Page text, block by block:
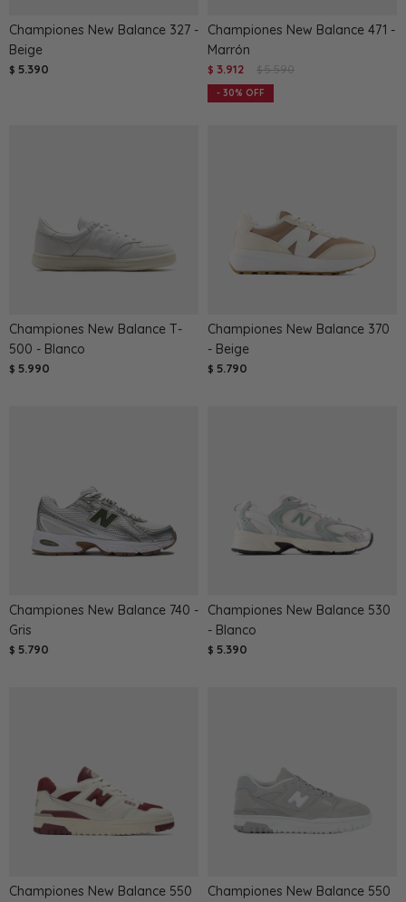
Championes New Balance 327 -
Beige
$ 5.390
Championes New Balance 471 -
Marrón
$ 3.912 $ 5.590
30
Championes New Balance T-
500 - Blanco
$ 5.990
Championes New Balance 370
- Beige
$ 5.790
Championes New Balance 740 -
Gris
$ 5.790
Championes New Balance 530
- Blanco
$ 5.390
Championes New Balance 550
Championes New Balance 550